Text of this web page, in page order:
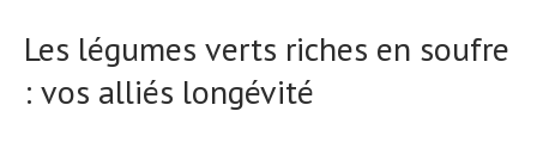
Les légumes verts riches en soufre
: vos alliés longévité